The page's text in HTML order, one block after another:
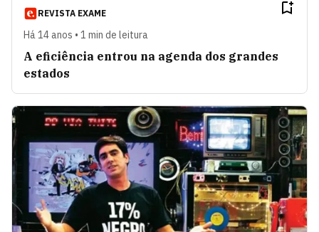
REVISTA EXAME
Há 14 anos • 1 min de leitura
A eficiência entrou na agenda dos grandes
estados